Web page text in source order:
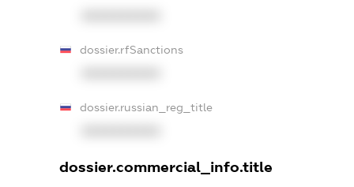
dossier.rfSanctions
dossier.russian_reg_title
dossier.commercial_info.title